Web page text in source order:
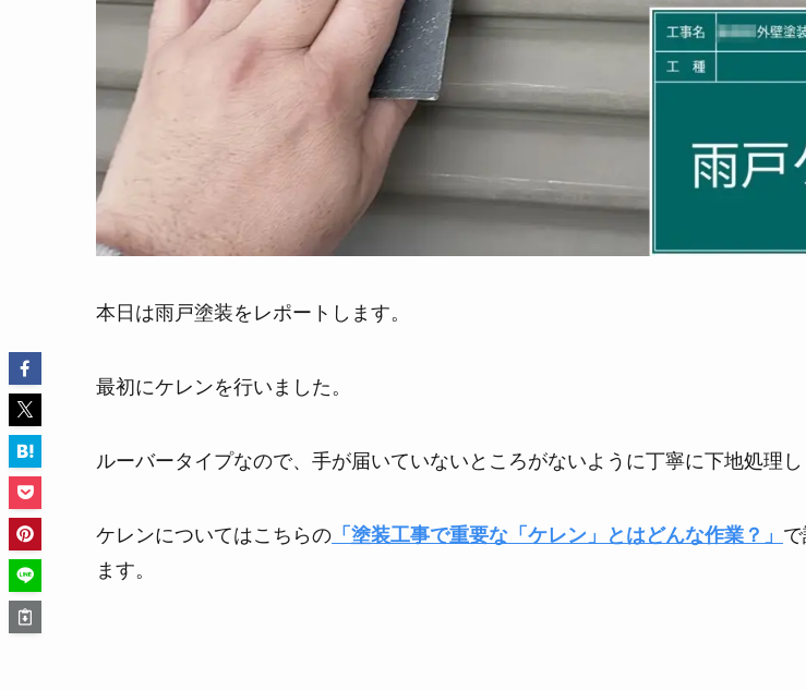
本日は雨戸塗装をレポートします。
最初にケレンを行いました。
ルーバータイプなので、手が届いていないところがないように丁寧に下地処理し
ケレンについてはこちらの 「塗装工事で重要な「ケレン」とはどんな作業？」
ます。